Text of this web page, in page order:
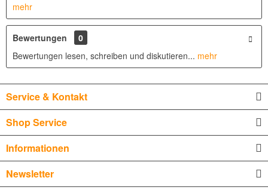
mehr
Bewertungen
0
Bewertungen lesen, schreiben und diskutieren... mehr
Service & Kontakt
Shop Service
Informationen
Newsletter